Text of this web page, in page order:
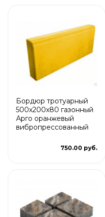
Бордюр тротуарный
500х200х80 газонный
Арго оранжевый
вибропрессованный
750.00 руб.